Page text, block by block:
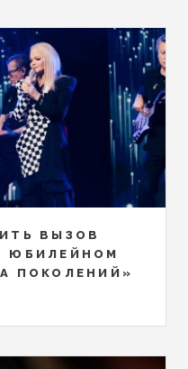
ВЫЗОВ
ЮБИЛЕЙНОМ
ПОКОЛЕНИЙ»